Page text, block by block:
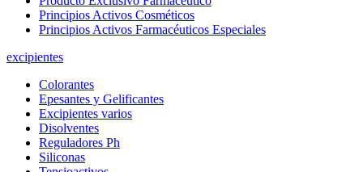
Principios Activos Cosméticos
Principios Activos Farmacéuticos Especiales
excipientes
Colorantes
Epesantes y Gelificantes
Excipientes varios
Disolventes
Reguladores Ph
Siliconas